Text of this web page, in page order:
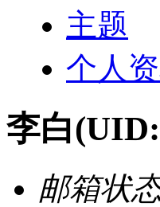
主题
个人
李白
邮箱状